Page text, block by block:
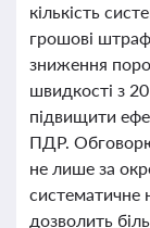
кількість
грошові
зниження
швидкості з
підвищити
ПДР.
не лише за
систематичне
дозволить